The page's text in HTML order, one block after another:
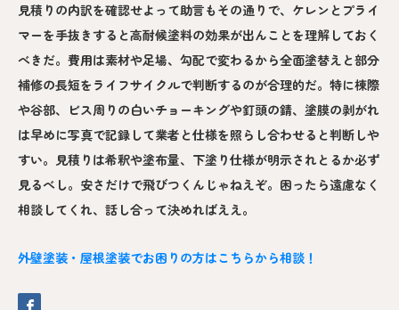
見積りの内訳を確認せよって助言もその通りで、ケレンとプライ
マーを手抜きすると高耐候塗料の効果が出んことを理解しておく
べきだ。費用は素材や足場、勾配で変わるから全面塗替えと部分
補修の長短をライフサイクルで判断するのが合理的だ。特に棟際
や谷部、ビス周りの白いチョーキングや釘頭の錆、塗膜の剥がれ
は早めに写真で記録して業者と仕様を照らし合わせると判断しや
すい。見積りは希釈や塗布量、下塗り仕様が明示されとるか必ず
見るべし。安さだけで飛びつくんじゃねえぞ。困ったら遠慮なく
相談してくれ、話し合って決めればええ。
外壁塗装・屋根塗装でお困りの方はこちらから相談！